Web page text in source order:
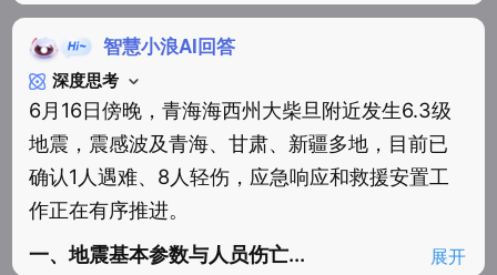
智慧小浪AI回答
深度思考
6月16日傍晚，青海海西州大柴旦附近发生6.3级
地震，震感波及青海、甘肃、新疆多地，目前已
确认1人遇难、8人轻伤，应急响应和救援安置工
作正在有序推进。
一、地震基本参数与人员伤亡...
展开